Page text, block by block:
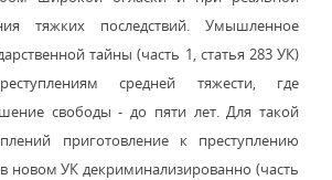
тяжких последствий. Умышленное
тайны (часть 1, статья 283 УК)
средней тяжести, где
свободы - до пяти лет. Для такой
приготовление к преступлению
новом УК декриминализированно (часть